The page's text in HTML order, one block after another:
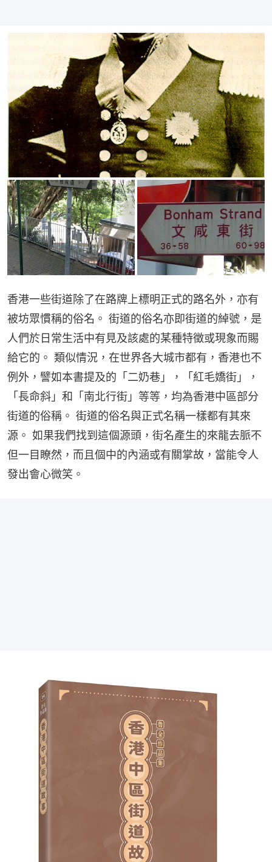
香港一些街道除了在路牌上標明正式的路名外，亦有
被坊眾慣稱的俗名。 街道的俗名亦即街道的綽號，是
人們於日常生活中有見及該處的某種特徵或現象而賜
給它的。 類似情況，在世界各大城市都有，香港也不
例外，譬如本書提及的「二奶巷」，「紅毛嬌街」，
「長命斜」和「南北行街」等等，均為香港中區部分
街道的俗稱。 街道的俗名與正式名稱一樣都有其來
源。 如果我們找到這個源頭，街名產生的來龍去脈不
但一目瞭然，而且個中的內涵或有關掌故，當能令人
發出會心微笑。